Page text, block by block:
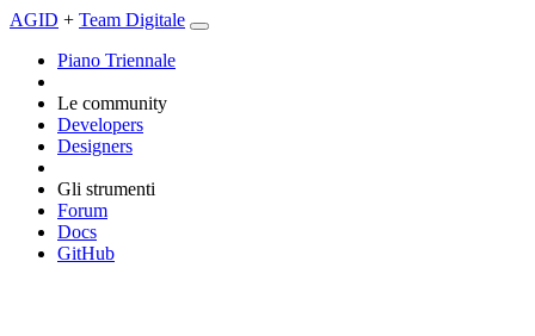
AGID + Team Digitale
Piano Triennale
Le community
Developers
Designers
Gli strumenti
Forum
Docs
GitHub